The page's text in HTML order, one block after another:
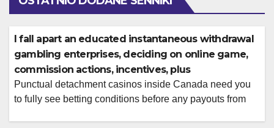
I fall apart an educated instantaneous withdrawal
gambling enterprises, deciding on online game,
commission actions, incentives, plus
Punctual detachment casinos inside Canada need you
to fully see betting conditions before any payouts from